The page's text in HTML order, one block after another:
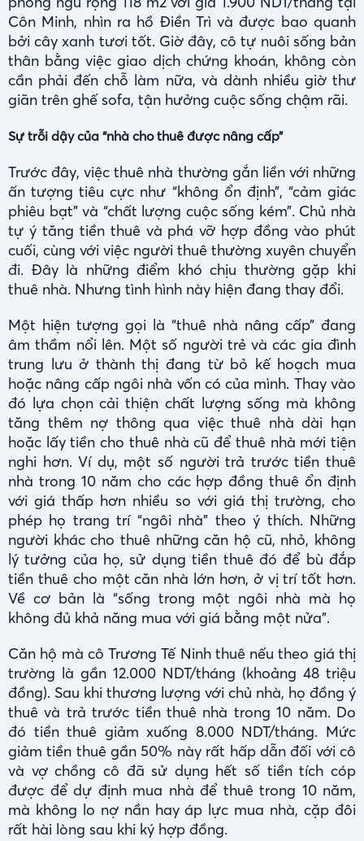
Côn Minh, nhìn ra hồ Điền Trì và được bao quanh
bởi cây xanh tươi tốt. Giờ đây, cô tự nuôi sống bản
thân bằng việc giao dịch chứng khoán, không còn
cần phải đến chỗ làm nữa, và dành nhiều giờ thư
giãn trên ghế sofa, tận hưởng cuộc sống chậm rãi.
Sự trỗi dậy của “nhà cho thuê được nâng cấp”
Trước đây, việc thuê nhà thường gắn liền với những
ấn tượng tiêu cực như “không ổn định”, “cảm giác
phiêu bạt” và “chất lượng cuộc sống kém”. Chủ nhà
tự ý tăng tiền thuê và phá vỡ hợp đồng vào phút
cuối, cùng với việc người thuê thường xuyên chuyển
đi. Đây là những điểm khó chịu thường gặp khi
thuê nhà. Nhưng tình hình này hiện đang thay đổi.
Một hiện tượng gọi là “thuê nhà nâng cấp” đang
âm thầm nổi lên. Một số người trẻ và các gia đình
trung lưu ở thành thị đang từ bỏ kế hoạch mua
hoặc nâng cấp ngôi nhà vốn có của mình. Thay vào
đó lựa chọn cải thiện chất lượng sống mà không
tăng thêm nợ thông qua việc thuê nhà dài hạn
hoặc lấy tiền cho thuê nhà cũ để thuê nhà mới tiện
nghi hơn. Ví dụ, một số người trả trước tiền thuê
nhà trong 10 năm cho các hợp đồng thuê ổn định
với giá thấp hơn nhiều so với giá thị trường, cho
phép họ trang trí “ngôi nhà” theo ý thích. Những
người khác cho thuê những căn hộ cũ, nhỏ, không
lý tưởng của họ, sử dụng tiền thuê đó để bù đắp
tiền thuê cho một căn nhà lớn hơn, ở vị trí tốt hơn.
Về cơ bản là “sống trong một ngôi nhà mà họ
không đủ khả năng mua với giá bằng một nửa”.
Căn hộ mà cô Trương Tế Ninh thuê nếu theo giá thị
trường là gần 12.000 NDT/tháng (khoảng 48 triệu
đồng). Sau khi thương lượng với chủ nhà, họ đồng ý
thuê và trả trước tiền thuê nhà trong 10 năm. Do
đó tiền thuê giảm xuống 8.000 NDT/tháng. Mức
giảm tiền thuê gần 50% này rất hấp dẫn đối với cô
và vợ chồng cô đã sử dụng hết số tiền tích cóp
được để dự định mua nhà để thuê trong 10 năm,
mà không lo nợ nần hay áp lực mua nhà, cặp đôi
rất hài lòng sau khi ký hợp đồng.